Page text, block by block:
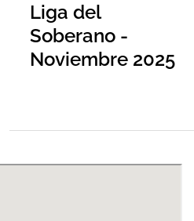
Liga del
Soberano -
Noviembre 2025